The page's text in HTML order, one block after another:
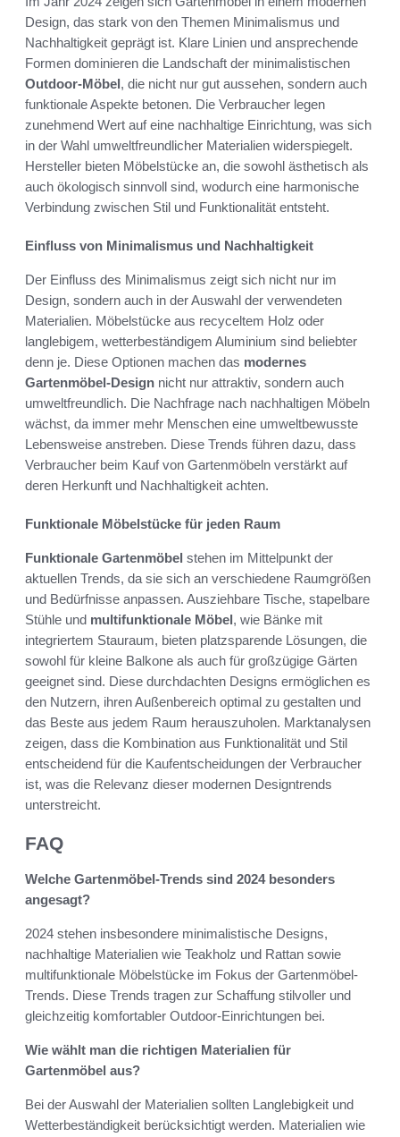
Design, das stark von den Themen Minimalismus und
Nachhaltigkeit geprägt ist. Klare Linien und ansprechende
Formen dominieren die Landschaft der minimalistischen
Outdoor-Möbel, die nicht nur gut aussehen, sondern auch
funktionale Aspekte betonen. Die Verbraucher legen
zunehmend Wert auf eine nachhaltige Einrichtung, was sich
in der Wahl umweltfreundlicher Materialien widerspiegelt.
Hersteller bieten Möbelstücke an, die sowohl ästhetisch als
auch ökologisch sinnvoll sind, wodurch eine harmonische
Verbindung zwischen Stil und Funktionalität entsteht.
Einfluss von Minimalismus und Nachhaltigkeit
Der Einfluss des Minimalismus zeigt sich nicht nur im
Design, sondern auch in der Auswahl der verwendeten
Materialien. Möbelstücke aus recyceltem Holz oder
langlebigem, wetterbeständigem Aluminium sind beliebter
denn je. Diese Optionen machen das modernes
Gartenmöbel-Design nicht nur attraktiv, sondern auch
umweltfreundlich. Die Nachfrage nach nachhaltigen Möbeln
wächst, da immer mehr Menschen eine umweltbewusste
Lebensweise anstreben. Diese Trends führen dazu, dass
Verbraucher beim Kauf von Gartenmöbeln verstärkt auf
deren Herkunft und Nachhaltigkeit achten.
Funktionale Möbelstücke für jeden Raum
Funktionale Gartenmöbel stehen im Mittelpunkt der
aktuellen Trends, da sie sich an verschiedene Raumgrößen
und Bedürfnisse anpassen. Ausziehbare Tische, stapelbare
Stühle und multifunktionale Möbel, wie Bänke mit
integriertem Stauraum, bieten platzsparende Lösungen, die
sowohl für kleine Balkone als auch für großzügige Gärten
geeignet sind. Diese durchdachten Designs ermöglichen es
den Nutzern, ihren Außenbereich optimal zu gestalten und
das Beste aus jedem Raum herauszuholen. Marktanalysen
zeigen, dass die Kombination aus Funktionalität und Stil
entscheidend für die Kaufentscheidungen der Verbraucher
ist, was die Relevanz dieser modernen Designtrends
unterstreicht.
FAQ
Welche Gartenmöbel-Trends sind 2024 besonders
angesagt?
2024 stehen insbesondere minimalistische Designs,
nachhaltige Materialien wie Teakholz und Rattan sowie
multifunktionale Möbelstücke im Fokus der Gartenmöbel-
Trends. Diese Trends tragen zur Schaffung stilvoller und
gleichzeitig komfortabler Outdoor-Einrichtungen bei.
Wie wählt man die richtigen Materialien für
Gartenmöbel aus?
Bei der Auswahl der Materialien sollten Langlebigkeit und
Wetterbeständigkeit berücksichtigt werden. Materialien wie